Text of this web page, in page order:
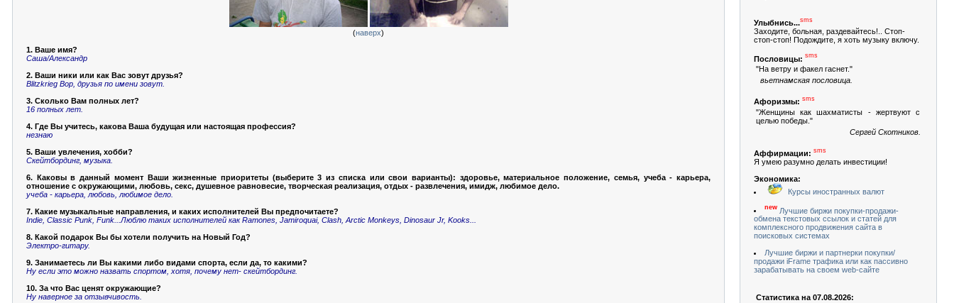
(наверх)
1. Ваше имя?
Саша/Александр
2. Ваши ники или как Вас зовут друзья?
Blitzkrieg Bop, друзья по имени зовут.
3. Сколько Вам полных лет?
16 полных лет.
4. Где Вы учитесь, какова Ваша будущая или настоящая профессия?
незнаю
5. Ваши увлечения, хобби?
Скейтбординг, музыка.
6. Каковы в данный момент Ваши жизненные приоритеты (выберите 3 из списка или свои варианты): здоровье, материальное положение, семья, учеба - карьера,
отношение с окружающими, любовь, секс, душевное равновесие, творческая реализация, отдых - развлечения, имидж, любимое дело.
учеба - карьера, любовь, любимое дело.
7. Какие музыкальные направления, и каких исполнителей Вы предпочитаете?
Indie, Classic Punk, Funk...Люблю таких исполнителей как Ramones, Jamiroquai, Clash, Arctic Monkeys, Dinosaur Jr, Kooks...
8. Какой подарок Вы бы хотели получить на Новый Год?
Электро-гитару.
9. Занимаетесь ли Вы какими либо видами спорта, если да, то какими?
Ну если это можно назвать спортом, хотя, почему нет- скейтбординг.
10. За что Вас ценят окружающие?
Ну наверное за отзывчивость.
Улыбнись...sms
Заходите, больная, раздевайтесь!.. Стоп-
стоп-стоп! Подождите, я хоть музыку включу.
Пословицы: sms
"На ветру и факел гаснет."
вьетнамская пословица.
Афоризмы: sms
"Женщины как шахматисты - жертвуют с
целью победы."
Сергей Скотников.
Аффирмации: sms
Я умею разумно делать инвестиции!
Экономика:
Курсы иностранных валют
new Лучшие биржи покупки-продажи-
обмена текстовых ссылок и статей для
комплексного продвижения сайта в
поисковых системах
Лучшие биржи и партнерки покупки/
продажи iFrame трафика или как пассивно
зарабатывать на своем web-сайте
Статистика на 07.08.2026: